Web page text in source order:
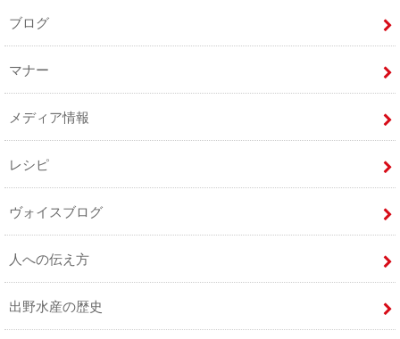
ブログ
マナー
メディア情報
レシピ
ヴォイスブログ
人への伝え方
出野水産の歴史